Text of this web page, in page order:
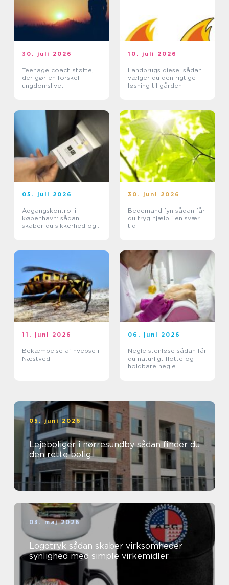
30. juli 2026
Teenage coach støtte,
der gør en forskel i
ungdomslivet
10. juli 2026
Landbrugs diesel sådan
vælger du den rigtige
løsning til gården
05. juli 2026
Adgangskontrol i
københavn: sådan
skaber du sikkerhed og
30. juni 2026
Bedemand fyn sådan får
du tryg hjælp i en svær
tid
11. juni 2026
Bekæmpelse af hvepse i
Næstved
06. juni 2026
Negle stenløse sådan får
du naturligt flotte og
holdbare negle
05. juni 2026
Lejeboliger i nørresundby sådan finder du
den rette bolig
03. maj 2026
Logotryk sådan skaber virksomheder
synlighed med simple virkemidler